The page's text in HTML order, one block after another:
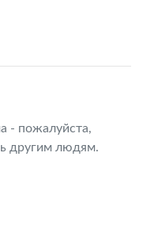
- пожалуйста,
другим людям.